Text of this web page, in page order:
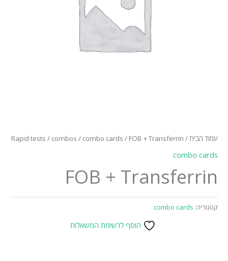
עמוד הבית/
Rapid tests / combos / combo cards / FOB + Transferrin
combo cards
FOB + Transferrin
קטגוריה: combo cards
הוסף לרשימת המשאלות